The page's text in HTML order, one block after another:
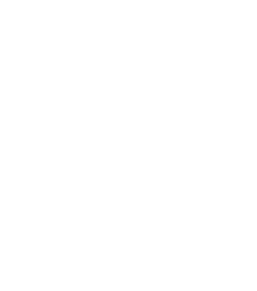
资公司注册代理_内资
司】价格,厂家,
顾问【今日推荐网-
_财务信息_注册
理咨询有限公司
-阿土伯工商信息查询
招聘信息-58建筑网
_诉讼信息_财务信息_
-重庆渝北区注册岩
页】-搜了网